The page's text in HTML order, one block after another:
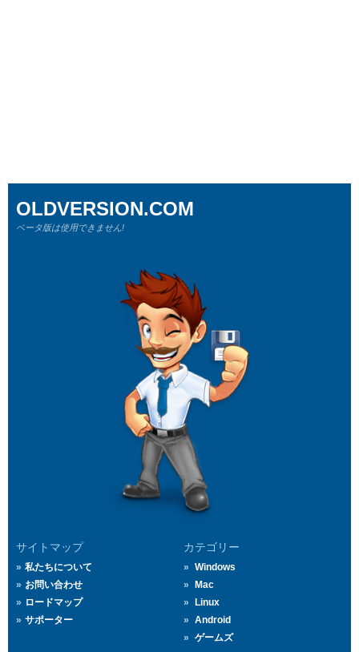
サイトマップ
私たちについて
お問い合わせ
ロードマップ
サポーター
カテゴリー
Windows
Mac
Linux
Android
ゲームズ
OLDVERSION.COM
ベータ版は使用できません!